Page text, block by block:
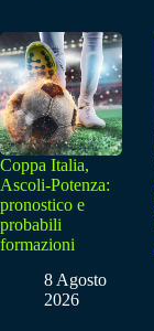
Coppa Italia,
Ascoli-Potenza:
pronostico e
probabili
formazioni
8 Agosto
2026